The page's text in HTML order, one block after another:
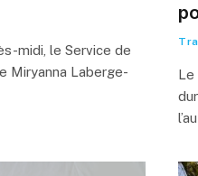
midi, le Service de
Miryanna Laberge-
Le